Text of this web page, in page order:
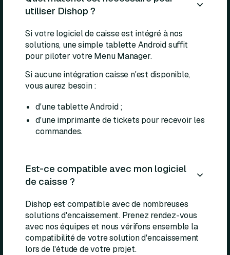
utiliser Dishop ?
Si votre logiciel de caisse est intégré à nos
solutions, une simple tablette Android suffit
pour piloter votre Menu Manager.
Si aucune intégration caisse n'est disponible,
vous aurez besoin :
d'une tablette Android ;
d'une imprimante de tickets pour recevoir les
commandes.
Est-ce compatible avec mon logiciel
de caisse ?
Dishop est compatible avec de nombreuses
solutions d'encaissement. Prenez rendez-vous
avec nos équipes et nous vérifons ensemble la
compatibilité de votre solution d'encaissement
lors de l'étude de votre projet.